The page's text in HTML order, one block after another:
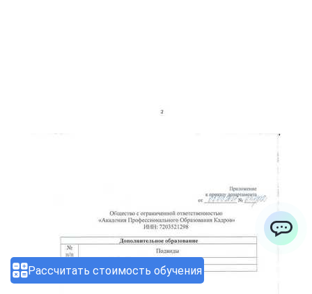
Рассчитать стоимость обучения
ChatApp